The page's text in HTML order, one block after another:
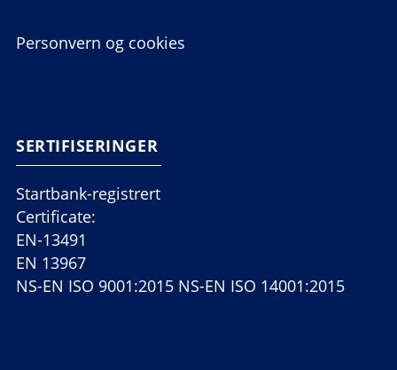
Personvern og cookies
SERTIFISERINGER
Startbank-registrert
Certificate:
EN-13491
EN 13967
NS-EN ISO 9001:2015 NS-EN ISO 14001:2015